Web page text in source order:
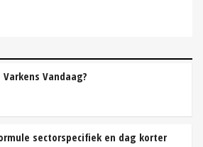
Varkens Vandaag?
sectorspecifiek en dag korter